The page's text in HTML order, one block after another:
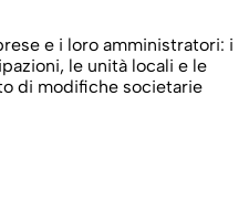
e i loro amministratori: i
le unità locali e le
di modifiche societarie